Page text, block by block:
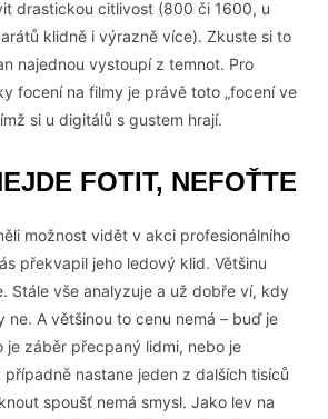
drastickou citlivost (800 či 1600, u
klidně i výrazně více). Zkuste si to
najednou vystoupí z temnot. Pro
focení na filmy je právě toto „focení ve
si u digitálů s gustem hrají.
FOTIT, NEFOŤTE
možnost vidět v akci profesionálního
překvapil jeho ledový klid. Většinu
Stále vše analyzuje a už dobře ví, kdy
ne. A většinou to cenu nemá – buď je
je záběr přecpaný lidmi, nebo je
nastane jeden z dalších tisíců
spoušť nemá smysl. Jako lev na